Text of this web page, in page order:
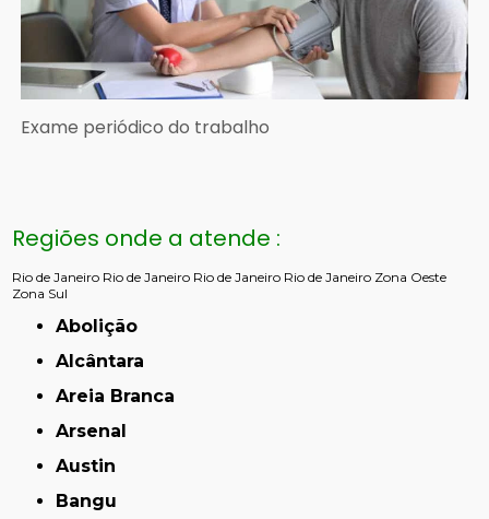
Exame periódico do trabalho
Regiões onde a atende :
Rio de Janeiro Rio de Janeiro Rio de Janeiro Rio de Janeiro Zona Oeste
Zona Sul
Abolição
Alcântara
Areia Branca
Arsenal
Austin
Bangu